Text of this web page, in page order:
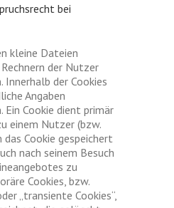
bei
kleine Dateien
der Nutzer
Innerhalb der Cookies
Angaben
Ein Cookie dient primär
einem Nutzer (bzw.
Cookie gespeichert
nach seinem Besuch
zu
Cookies, bzw.
„transiente Cookies“,